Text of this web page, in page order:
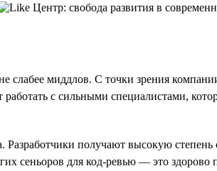
слабее миддлов. С точки зрения
работать с сильными специалистами,
Разработчики получают высокую
сеньоров для код-ревью — это